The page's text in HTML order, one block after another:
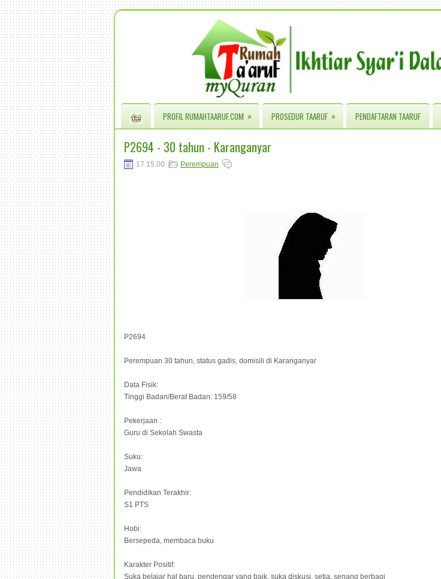
PROFIL RUMAHTAARUF.COM » PROSEDUR TAARUF » PENDAFTARAN TAARUF
P2694 - 30 tahun - Karanganyar
17.15.00 Perempuan
P2694
Perempuan 30 tahun, status gadis, domisili di Karanganyar
Data Fisik:
Tinggi Badan/Berat Badan: 159/58
Pekerjaan :
Guru di Sekolah Swasta
Suku:
Jawa
Pendidikan Terakhir:
S1 PTS
Hobi:
Bersepeda, membaca buku
Karakter Positif:
Suka belajar hal baru, pendengar yang baik, suka diskusi, setia, senang berbagi